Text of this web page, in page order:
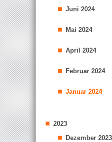
Juni 2024
Mai 2024
April 2024
Februar 2024
Januar 2024
2023
Dezember 2023